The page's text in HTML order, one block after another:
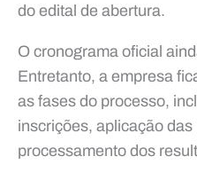
do edital de abertura.
O cronograma oficial
Entretanto, a empresa
as fases do processo,
inscrições, aplicação
processamento dos